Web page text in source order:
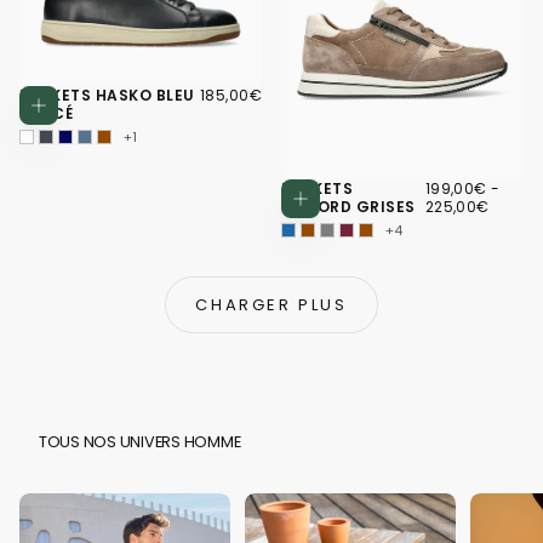
Choisissez des options
BASKETS HASKO BLEU
FONCÉ
185,00€
PRIX
185,00€
+1
Choisissez
BASKETS
GILFORD GRISES
199,00€
PRIX
MINIMUM
199,00€ -
225,00€
+4
CHARGER PLUS
TOUS NOS UNIVERS HOMME